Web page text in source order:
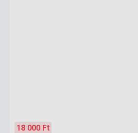
18 000 Ft